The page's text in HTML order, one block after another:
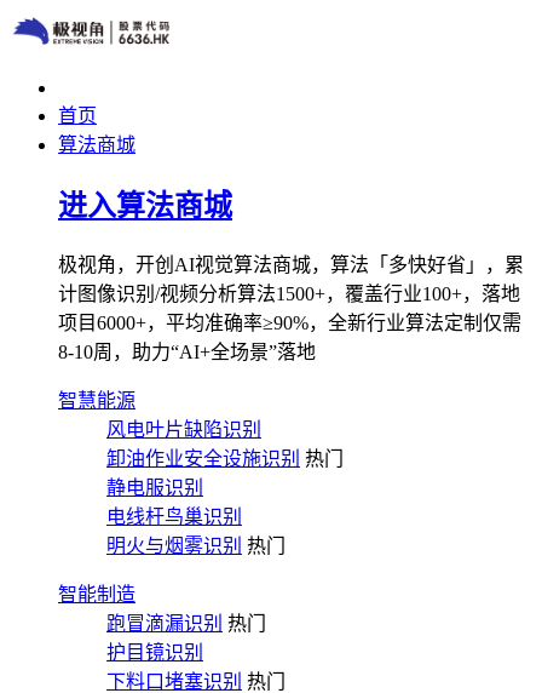
首页
算法商城
进入算法商城
极视角，开创AI视觉算法商城，算法「多快好省」，累
计图像识别/视频分析算法1500+，覆盖行业100+，落地
项目6000+，平均准确率≥90%，全新行业算法定制仅需
8-10周，助力“AI+全场景”落地
智慧能源
风电叶片缺陷识别
卸油作业安全设施识别 热门
静电服识别
电线杆鸟巢识别
明火与烟雾识别 热门
智能制造
跑冒滴漏识别 热门
护目镜识别
下料口堵塞识别 热门